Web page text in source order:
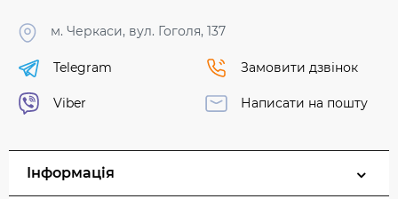
м. Черкаси, вул. Гоголя, 137
Telegram
Viber
Замовити дзвінок
Написати на пошту
Інформація